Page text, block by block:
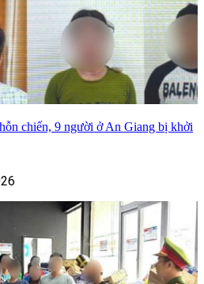
chiến, 9 người ở An Giang bị khởi